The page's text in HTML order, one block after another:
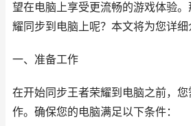
望在电脑上享受更流畅的游戏体验
耀同步到电脑上呢？本文将为您详细
一、准备工作
在开始同步王者荣耀到电脑之前，
作。确保您的电脑满足以下条件：